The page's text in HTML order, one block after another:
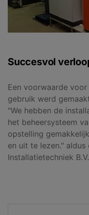
Succesvol
Een voorwaarde
gebruik werd
"We hebben de
het beheersysteem
opstelling
en uit te lezen." aldus
Installatietechniek B.V.